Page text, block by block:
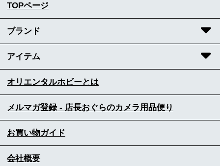
TOPページ
ブランド
アイテム
オリエンタルホビーとは
メルマガ登録 - 店長おぐらのカメラ用品便り
お買い物ガイド
会社概要